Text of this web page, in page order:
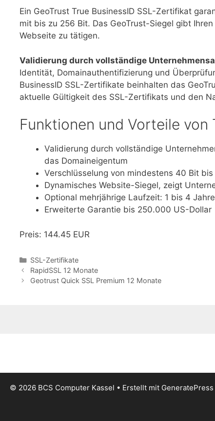
Ein GeoTrust True BusinessID SSL-Zertifikat
mit bis zu 256 Bit. Das GeoTrust-Siegel gibt
Webseite zu tätigen.
Validierung durch vollständige
Identität, Domainauthentifizierung und
BusinessID SSL-Zertifikate beinhalten das
aktuelle Gültigkeit des SSL-Zertifikats und den
Funktionen und Vorteile von
Validierung durch vollständige
das Domaineigentum
Verschlüsselung von mindestens 40 Bit
Dynamisches Website-Siegel, zeigt
Optional mehrjährige Laufzeit: 1 bis 4 Jahre
Erweiterte Garantie bis 250.000 US-Dollar
Preis: 144.45 EUR
Kategorien
SSL-Zertifikate
RapidSSL 12 Monate
Geotrust Quick SSL Premium 12 Monate
© 2026 BCS Computer Kassel • Erstellt mit GeneratePress